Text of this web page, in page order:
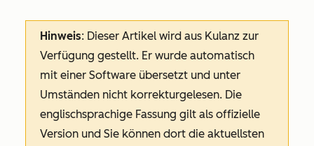
Hinweis: Dieser Artikel wird aus Kulanz zur
Verfügung gestellt. Er wurde automatisch
mit einer Software übersetzt und unter
Umständen nicht korrekturgelesen. Die
englischsprachige Fassung gilt als offizielle
Version und Sie können dort die aktuellsten